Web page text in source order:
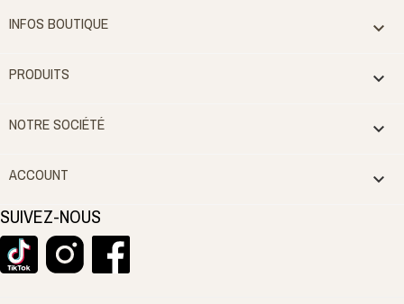
INFOS BOUTIQUE 
PRODUITS 
NOTRE SOCIÉTÉ 
ACCOUNT 
SUIVEZ-NOUS